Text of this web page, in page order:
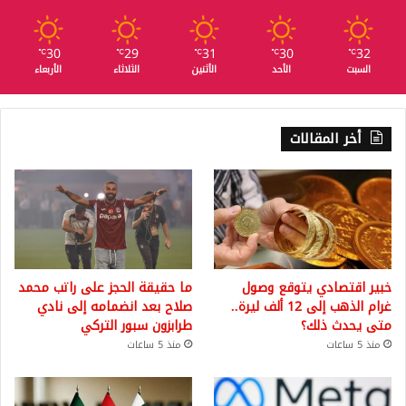
32
℃
السبت
30
℃
الأحد
31
℃
الأثنين
29
℃
الثلاثاء
30
℃
الأربعاء
أخر المقالات
خبير اقتصادي يتوقع وصول
غرام الذهب إلى 12 ألف ليرة..
متى يحدث ذلك؟
منذ 5 ساعات
ما حقيقة الحجز على راتب محمد
صلاح بعد انضمامه إلى نادي
طرابزون سبور التركي
منذ 5 ساعات